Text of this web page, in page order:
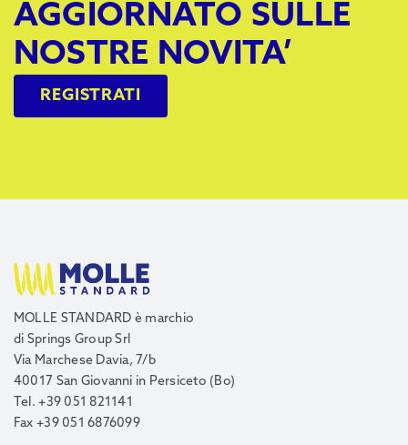
AGGIORNATO SULLE
NOSTRE NOVITA’
REGISTRATI
MOLLE STANDARD è marchio
di Springs Group Srl
Via Marchese Davia, 7/b
40017 San Giovanni in Persiceto (Bo)
Tel. +39 051 821141
Fax +39 051 6876099